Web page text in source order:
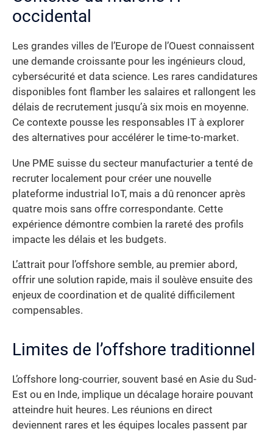
occidental
Les grandes villes de l’Europe de l’Ouest connaissent
une demande croissante pour les ingénieurs cloud,
cybersécurité et data science. Les rares candidatures
disponibles font flamber les salaires et rallongent les
délais de recrutement jusqu’à six mois en moyenne.
Ce contexte pousse les responsables IT à explorer
des alternatives pour accélérer le time-to-market.
Une PME suisse du secteur manufacturier a tenté de
recruter localement pour créer une nouvelle
plateforme industrial IoT, mais a dû renoncer après
quatre mois sans offre correspondante. Cette
expérience démontre combien la rareté des profils
impacte les délais et les budgets.
L’attrait pour l’offshore semble, au premier abord,
offrir une solution rapide, mais il soulève ensuite des
enjeux de coordination et de qualité difficilement
compensables.
Limites de l’offshore traditionnel
L’offshore long-courrier, souvent basé en Asie du Sud-
Est ou en Inde, implique un décalage horaire pouvant
atteindre huit heures. Les réunions en direct
deviennent rares et les équipes locales passent par